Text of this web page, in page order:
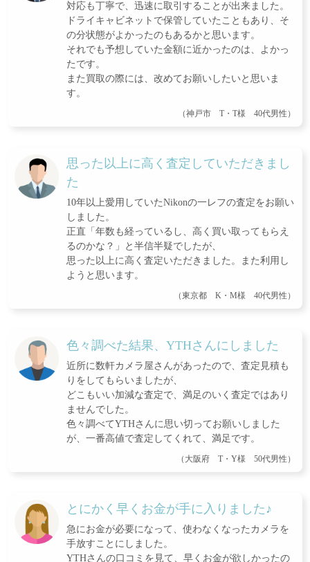
対応も丁寧で、迅速に取引することが出来ました。
ドライキャビネットで保管していたこともあり、そ
の分状態がよかったのもあるかと思います。
それでも予想していた金額に近かったのは、よかっ
たです。
また買取の際には、改めてお願いしたいと思いま
す。
（神戸市 T・T様 40代男性）
思った以上に高く査定していただきまし
た
10年以上愛用していたNikonの一レフの査定をお願い
しました。
正直「年数も経っているし、高く買い取ってもらえ
るのかな？」と半信半疑でしたが、
思った以上に高く査定いただきました。また利用し
ようと思います。
（東京都 K・M様 40代男性）
色々調べた結果、YTHさんにしました
近所に数軒カメラ屋さんがあったので、査定見積も
りをしてもらいましたが、
どこもいい加減な査定で、満足のいく査定ではあり
ませんでした。
色々調べてYTHさんに思い切ってお願いしました
が、一番高値で査定してくれて、満足です。
（大阪府 T・Y様 50代男性）
とにかく早くお金が手に入りました♪
急にお金が必要になって、使わなくなったカメラを
手放すことにしました。
YTHさんの口コミを見て、早くお金が欲しかったの